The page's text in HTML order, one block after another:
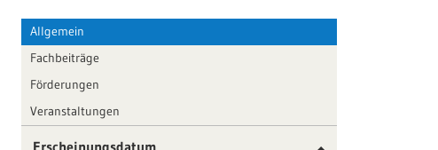
Allgemein
Fachbeiträge
Förderungen
Veranstaltungen